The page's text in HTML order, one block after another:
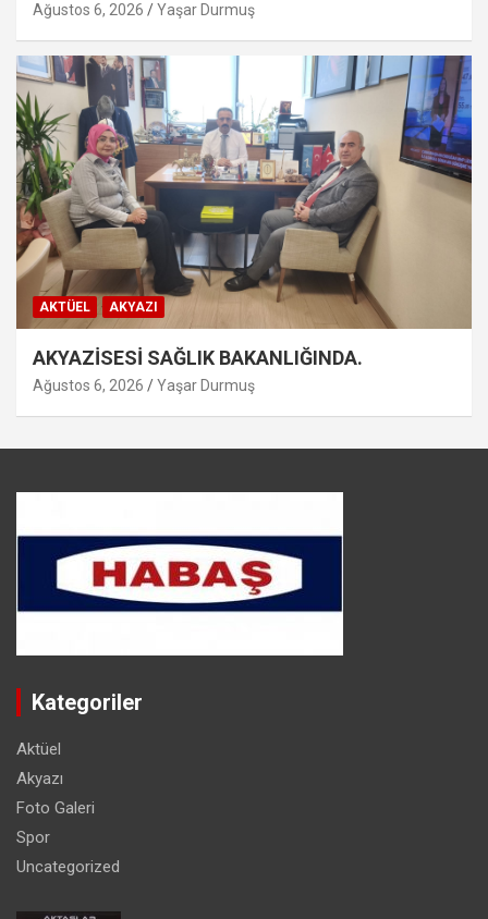
Ağustos 6, 2026 Yaşar Durmuş
AKTÜEL AKYAZI
AKYAZİSESİ SAĞLIK BAKANLIĞINDA.
Ağustos 6, 2026 Yaşar Durmuş
Kategoriler
Aktüel
Akyazı
Foto Galeri
Spor
Uncategorized